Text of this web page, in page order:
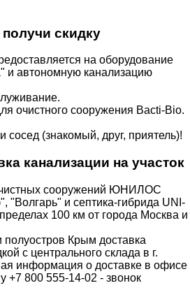
скидку
на оборудование
автономную канализацию
очистного сооружения Bacti-Bio.
сосед (знакомый, друг, приятель)!
канализации на участок
сооружений ЮНИЛОС
"Волгарь" и септика-гибрида UNI-
100 км от города Москва и
полуостров Крым доставка
с центрального склада в г.
информация о доставке в офисе
+7 800 555-14-02 - звонок